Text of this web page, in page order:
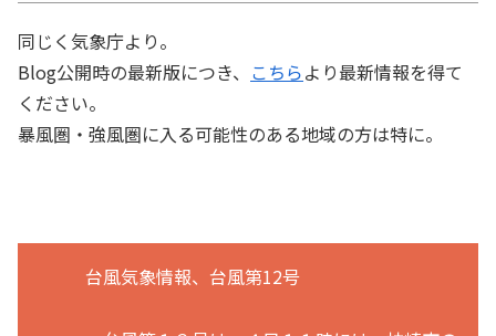
同じく気象庁より。
Blog公開時の最新版につき、 こちらより最新情報を得て
ください。
暴風圏・強風圏に入る可能性のある地域の方は特に。
台風気象情報、台風第12号